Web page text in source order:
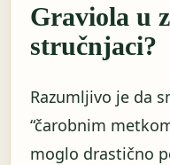
Graviola u
stručnjaci?
Razumljivo je da
“čarobnim
moglo drastično